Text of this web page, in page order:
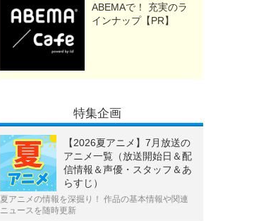
ABEMAで！ 充実のラ
インナップ【PR】
特集企画
【2026夏アニメ】7月放送の
アニメ一覧（放送開始日＆配
信情報＆声優・スタッフ＆あ
らすじ）
夏アニメの情報を深掘り！ 作品の基本情報や関連
ニュースを随時更新